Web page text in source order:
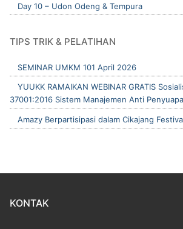
Day 10 – Udon Odeng & Tempura
TIPS TRIK & PELATIHAN
SEMINAR UMKM 101 April 2026
YUUKK RAMAIKAN WEBINAR GRATIS
37001:2016 Sistem Manajemen Anti
Amazy Berpartisipasi dalam Cikajang
KONTAK